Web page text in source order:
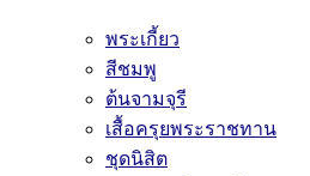
พระเกี้ยว
สีชมพู
ต้นจามจุรี
เสื้อครุยพระราชทาน
ชุดนิสิต